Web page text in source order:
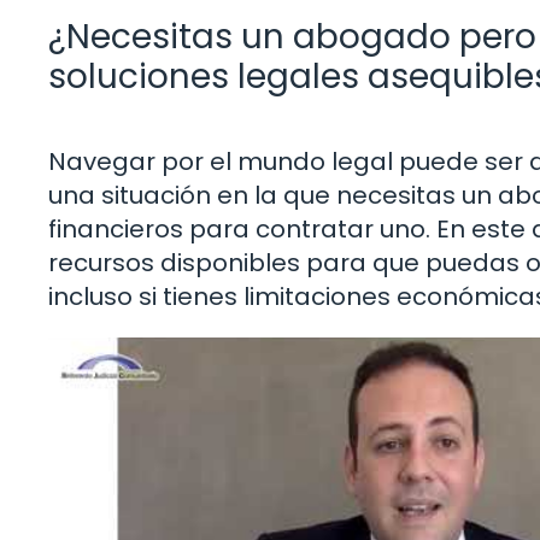
¿Necesitas un abogado
soluciones legales
Navegar por el mundo legal puede
una situación en la que necesitas un
financieros para contratar uno. En
recursos disponibles para que puedas
incluso si tienes limitaciones